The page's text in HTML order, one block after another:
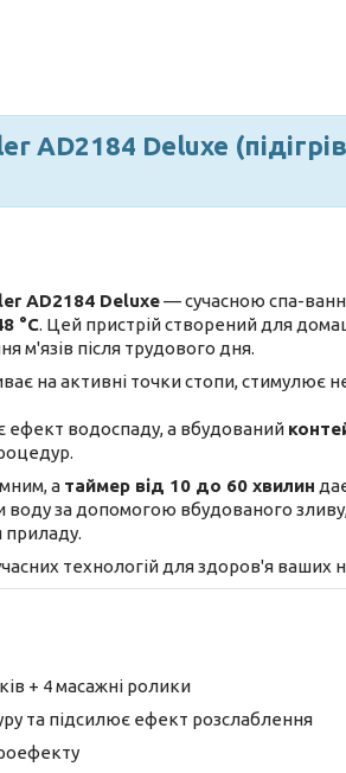
AD2184 Deluxe
AD2184 Deluxe— сучасною спа-
°C. Цей пристрій створений для
м'язів після трудового дня.
на активні точки стопи, стимулює
ефект водоспаду, а вбудований
а таймер від 10 до 60 хвилин
воду за допомогою вбудованого
технологій для здоров'я ваших
+ 4 масажні ролики
та підсилює ефект розслаблення